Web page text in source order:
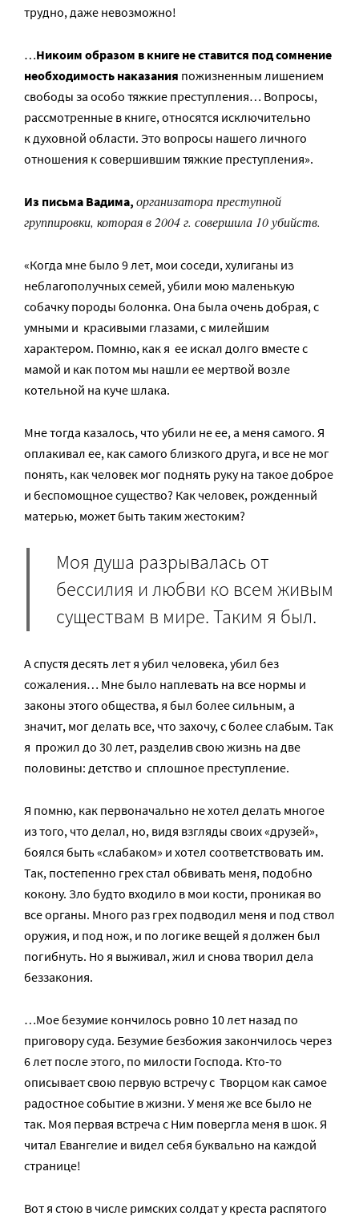
трудно, даже невозможно!
…Никоим образом в книге не ставится под сомнение
необходимость наказания пожизненным лишением
свободы за особо тяжкие преступления… Вопросы,
рассмотренные в книге, относятся исключительно
к духовной области. Это вопросы нашего личного
отношения к совершившим тяжкие преступления».
Из письма Вадима, организатора преступной
группировки, которая в 2004 г. совершила 10 убийств.
«Когда мне было 9 лет, мои соседи, хулиганы из
неблагополучных семей, убили мою маленькую
собачку породы болонка. Она была очень добрая, с
умными и красивыми глазами, с милейшим
характером. Помню, как я ее искал долго вместе с
мамой и как потом мы нашли ее мертвой возле
котельной на куче шлака.
Мне тогда казалось, что убили не ее, а меня самого. Я
оплакивал ее, как самого близкого друга, и все не мог
понять, как человек мог поднять руку на такое доброе
и беспомощное существо? Как человек, рожденный
матерью, может быть таким жестоким?
Моя душа разрывалась от
бессилия и любви ко всем живым
существам в мире. Таким я был.
А спустя десять лет я убил человека, убил без
сожаления… Мне было наплевать на все нормы и
законы этого общества, я был более сильным, а
значит, мог делать все, что захочу, с более слабым. Так
я прожил до 30 лет, разделив свою жизнь на две
половины: детство и сплошное преступление.
Я помню, как первоначально не хотел делать многое
из того, что делал, но, видя взгляды своих «друзей»,
боялся быть «слабаком» и хотел соответствовать им.
Так, постепенно грех стал обвивать меня, подобно
кокону. Зло будто входило в мои кости, проникая во
все органы. Много раз грех подводил меня и под ствол
оружия, и под нож, и по логике вещей я должен был
погибнуть. Но я выживал, жил и снова творил дела
беззакония.
…Мое безумие кончилось ровно 10 лет назад по
приговору суда. Безумие безбожия закончилось через
6 лет после этого, по милости Господа. Кто-то
описывает свою первую встречу с Творцом как самое
радостное событие в жизни. У меня же все было не
так. Моя первая встреча с Ним повергла меня в шок. Я
читал Евангелие и видел себя буквально на каждой
странице!
Вот я стою в числе римских солдат у креста распятого